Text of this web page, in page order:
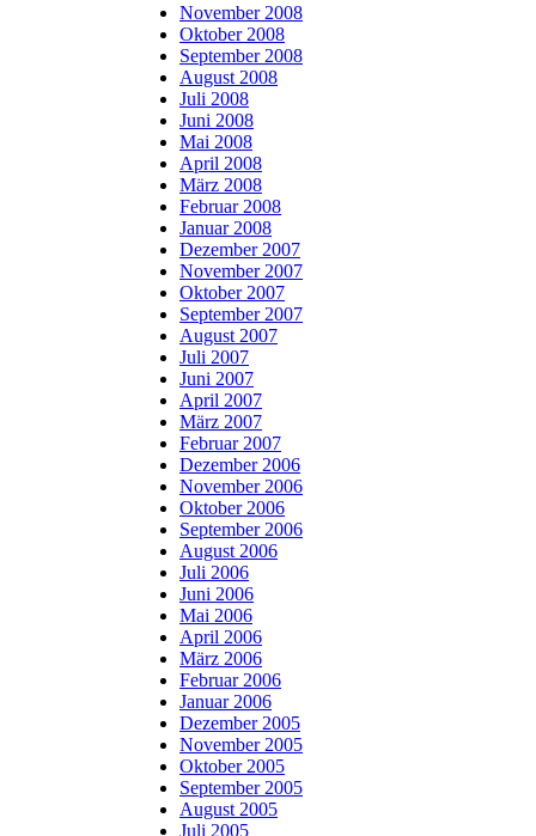
November 2008
Oktober 2008
September 2008
August 2008
Juli 2008
Juni 2008
Mai 2008
April 2008
März 2008
Februar 2008
Januar 2008
Dezember 2007
November 2007
Oktober 2007
September 2007
August 2007
Juli 2007
Juni 2007
April 2007
März 2007
Februar 2007
Dezember 2006
November 2006
Oktober 2006
September 2006
August 2006
Juli 2006
Juni 2006
Mai 2006
April 2006
März 2006
Februar 2006
Januar 2006
Dezember 2005
November 2005
Oktober 2005
September 2005
August 2005
Juli 2005